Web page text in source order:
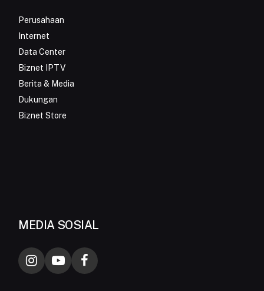
Perusahaan
Internet
Data Center
Biznet IPTV
Berita & Media
Dukungan
Biznet Store
MEDIA SOSIAL